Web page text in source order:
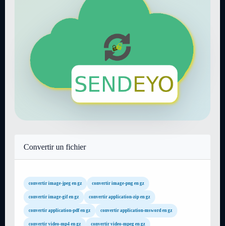
Convertir un fichier
convertir image-jpeg en gz convertir image-png en gz
convertir image-gif en gz convertir application-zip en gz
convertir application-pdf en gz convertir application-msword en gz
convertir video-mp4 en gz convertir video-mpeg en gz